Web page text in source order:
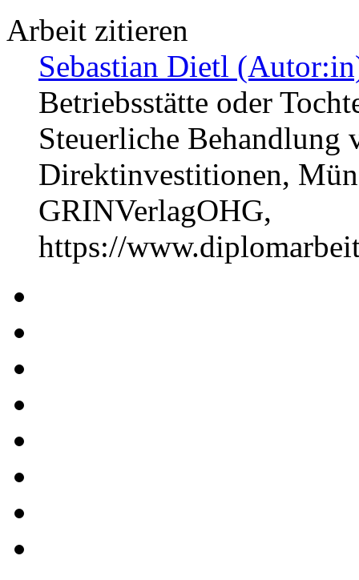
Arbeit zitieren
Sebastian Dietl
Betriebsstätte oder
Steuerliche Behandlung
Direktinvestitionen,
GRINVerlagOHG,
https://